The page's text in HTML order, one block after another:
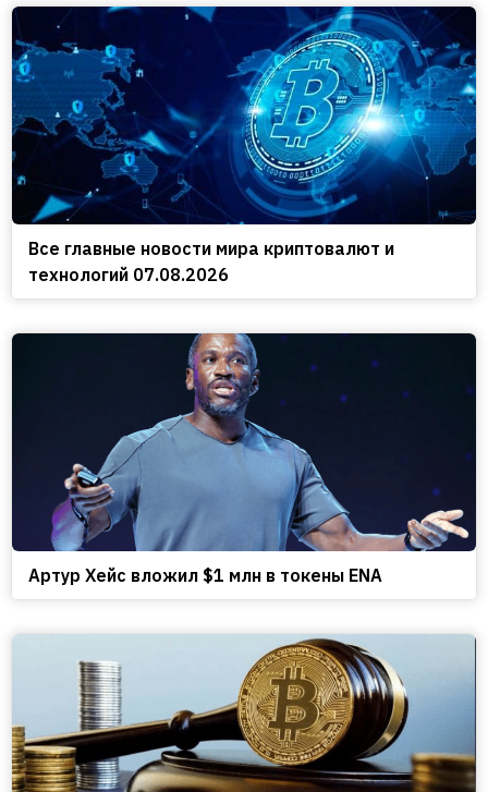
Все главные новости мира криптовалют и
технологий 07.08.2026
Артур Хейс вложил $1 млн в токены ENA